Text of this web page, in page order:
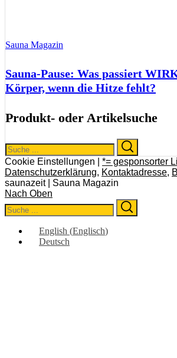
Sauna Magazin
Sauna-Pause: Was passiert
Körper, wenn die Hitze fehlt?
Produkt- oder Artikelsuche
Search
for:
Cookie Einstellungen | *= gesponsorter
Datenschutzerklärung, Kontaktadresse,
saunazeit | Sauna Magazin
Nach Oben
Search
for:
English (Englisch)
Deutsch